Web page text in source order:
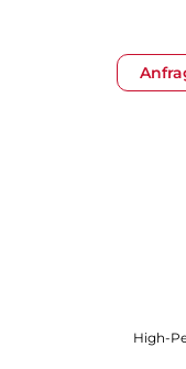
High-